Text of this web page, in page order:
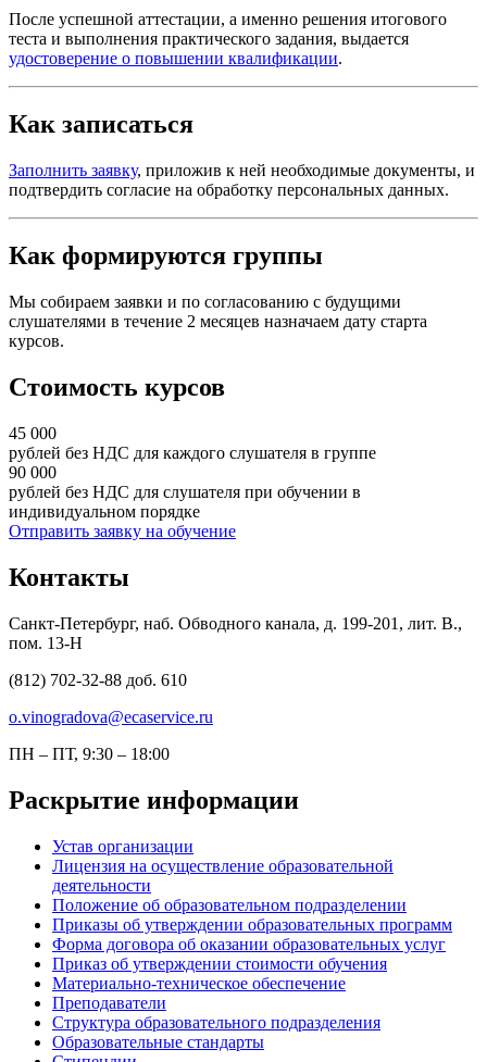
После успешной аттестации, а именно решения итогового
теста и выполнения практического задания, выдается
удостоверение о повышении квалификации.
Как записаться
Заполнить заявку, приложив к ней необходимые документы, и
подтвердить согласие на обработку персональных данных.
Как формируются группы
Мы собираем заявки и по согласованию с будущими
слушателями в течение 2 месяцев назначаем дату старта
курсов.
Стоимость курсов
45 000
рублей без НДС для каждого слушателя в группе
90 000
рублей без НДС для слушателя при обучении в
индивидуальном порядке
Отправить заявку на обучение
Контакты
Санкт-Петербург, наб. Обводного канала, д. 199-201, лит. В.,
пом. 13-Н
(812) 702-32-88 доб. 610
o.vinogradova@ecaservice.ru
ПН – ПТ, 9:30 – 18:00
Раскрытие информации
Устав организации
Лицензия на осуществление образовательной
деятельности
Положение об образовательном подразделении
Приказы об утверждении образовательных программ
Форма договора об оказании образовательных услуг
Приказ об утверждении стоимости обучения
Материально-техническое обеспечение
Преподаватели
Структура образовательного подразделения
Образовательные стандарты